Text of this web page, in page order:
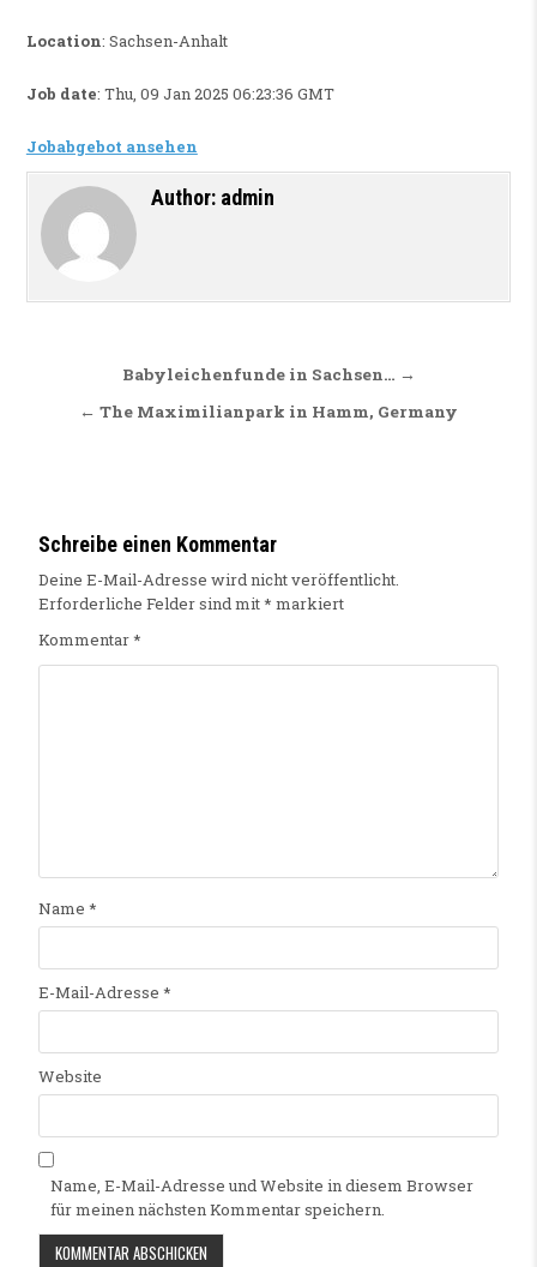
Location: Sachsen-Anhalt
Job date: Thu, 09 Jan 2025 06:23:36 GMT
Jobabgebot ansehen
Author: admin
Beitragsnavigation
Babyleichenfunde in Sachsen… →
← The Maximilianpark in Hamm, Germany
Schreibe einen Kommentar
Deine E-Mail-Adresse wird nicht veröffentlicht.
Erforderliche Felder sind mit* markiert
Kommentar*
Name *
E-Mail-Adresse *
Website
Name, E-Mail-Adresse und Website in diesem Browser
für meinen nächsten Kommentar speichern.